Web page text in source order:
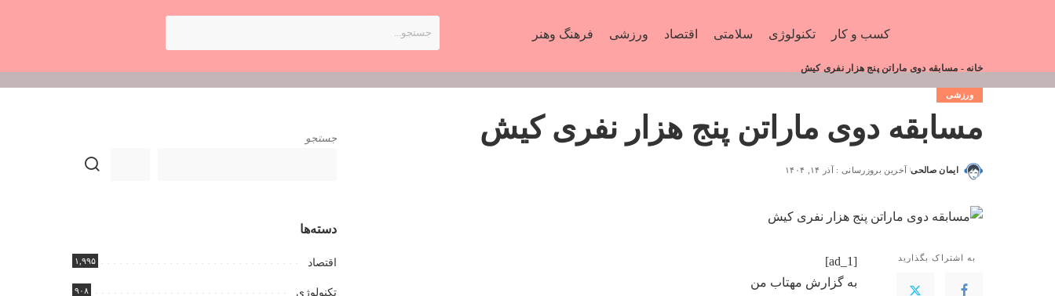
کسب و کار تکنولوژی سلامتی اقتصاد ورزشی فرهنگ وهنر
خانه - مسابقه دوی ماراتن پنج هزار نفری کیش
ورزشی
مسابقه دوی ماراتن پنج هزار نفری کیش
ایمان صالحی آخرین بروزرسانی : آذر ۱۴, ۱۴۰۴
به اشتراک بگذارید
[ad_1]
به گزارش مهتاب من
جستجو
دسته‌ها
اقتصاد ۱,۹۹۵
تکنولوژی ۹۰۸